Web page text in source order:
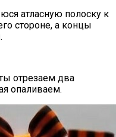
атласную полоску к
стороне, а концы
отрезаем два
опаливаем.